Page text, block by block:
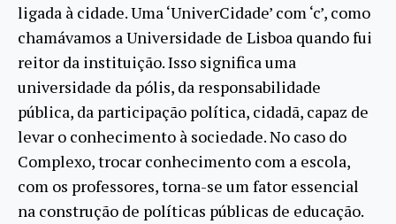
ligada à cidade. Uma ‘UniverCidade’ com ‘c’, como
chamávamos a Universidade de Lisboa quando fui
reitor da instituição. Isso significa uma
universidade da pólis, da responsabilidade
pública, da participação política, cidadã, capaz de
levar o conhecimento à sociedade. No caso do
Complexo, trocar conhecimento com a escola,
com os professores, torna-se um fator essencial
na construção de políticas públicas de educação.